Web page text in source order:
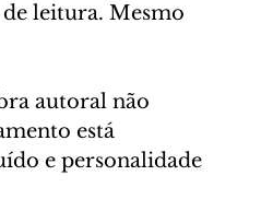
leitura. Mesmo
autoral não
está
e personalidade